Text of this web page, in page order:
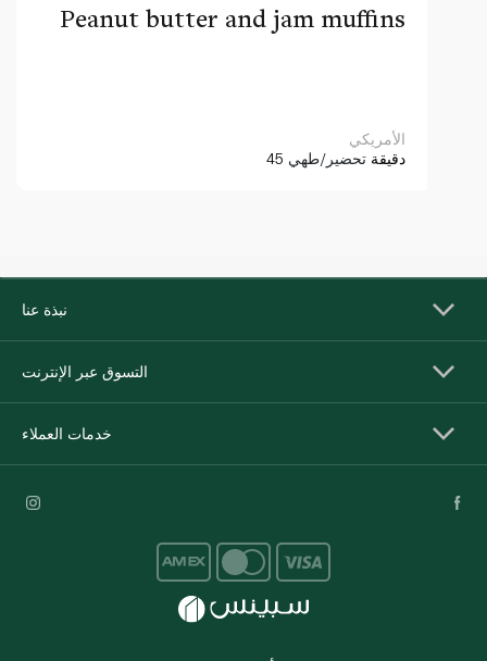
Peanut butter and jam muffins
الأمريكي
45 دقيقة تحضير/طهي
نبذة عنا
التسوق عبر الإنترنت
خدمات العملاء